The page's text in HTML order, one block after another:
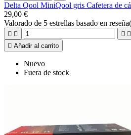
Delta Qool MiniQool gris Cafetera de
29,00 €
Valorado de 5 estrellas basado en
   
 Añadir al carrito
Nuevo
Fuera de stock